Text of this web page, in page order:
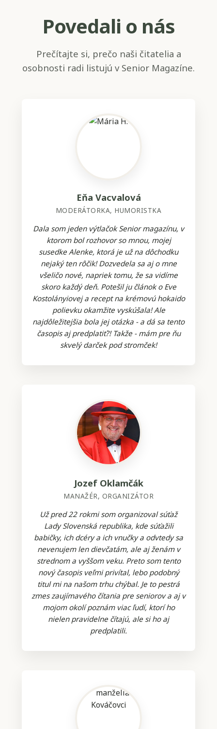
Povedali o nás
Prečítajte si, prečo naši čitatelia a
osobnosti radi listujú v Senior Magazíne.
Eňa Vacvalová
MODERÁTORKA, HUMORISTKA
Dala som jeden výtlačok Senior magazínu, v
ktorom bol rozhovor so mnou, mojej
susedke Alenke, ktorá je už na dôchodku
nejaký ten rôčik! Dozvedela sa aj o mne
všeličo nové, napriek tomu, že sa vidíme
skoro každý deň. Potešil ju článok o Eve
Kostolányiovej a recept na krémovú hokaido
polievku okamžite vyskúšala! Ale
najdôležitejšia bola jej otázka - a dá sa tento
časopis aj predplatiť?! Takže - mám pre ňu
skvelý darček pod stromček!
Jozef Oklamčák
MANAŽÉR, ORGANIZÁTOR
Už pred 22 rokmi som organizoval súťaž
Lady Slovenská republika, kde súťažili
babičky, ich dcéry a ich vnučky a odvtedy sa
nevenujem len dievčatám, ale aj ženám v
strednom a vyššom veku. Preto som tento
nový časopis veľmi privítal, lebo podobný
titul mi na našom trhu chýbal. Je to pestrá
zmes zaujímavého čítania pre seniorov a aj v
mojom okolí poznám viac ľudí, ktorí ho
nielen pravidelne čítajú, ale si ho aj
predplatili.